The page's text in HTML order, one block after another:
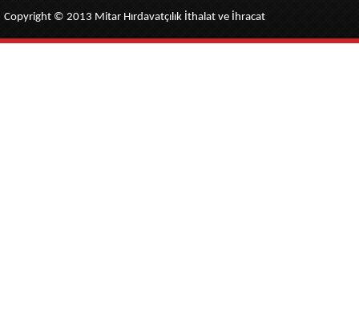
Copyright © 2013 Mitar Hırdavatçılık İthalat ve İhracat